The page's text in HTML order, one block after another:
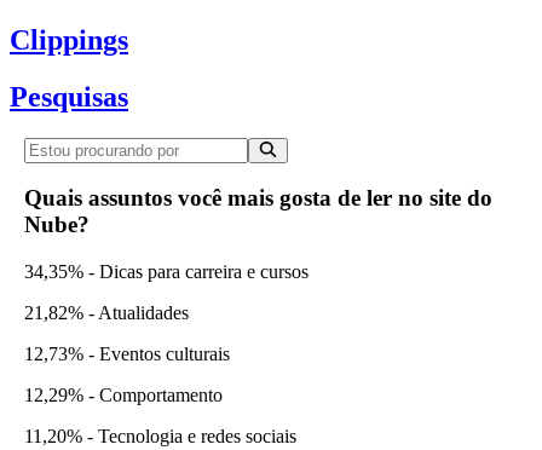
Clippings
Pesquisas
Quais assuntos você mais gosta de ler no site do
Nube?
34,35% - Dicas para carreira e cursos
21,82% - Atualidades
12,73% - Eventos culturais
12,29% - Comportamento
11,20% - Tecnologia e redes sociais